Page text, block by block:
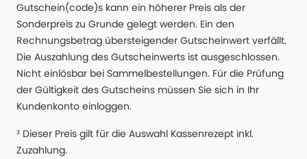
Gutschein(code)s kann ein höherer Preis als der
Sonderpreis zu Grunde gelegt werden. Ein den
Rechnungsbetrag übersteigender Gutscheinwert verfällt.
Die Auszahlung des Gutscheinwerts ist ausgeschlossen.
Nicht einlösbar bei Sammelbestellungen. Für die Prüfung
der Gültigkeit des Gutscheins müssen Sie sich in Ihr
Kundenkonto einloggen.
³ Dieser Preis gilt für die Auswahl Kassenrezept inkl.
Zuzahlung.